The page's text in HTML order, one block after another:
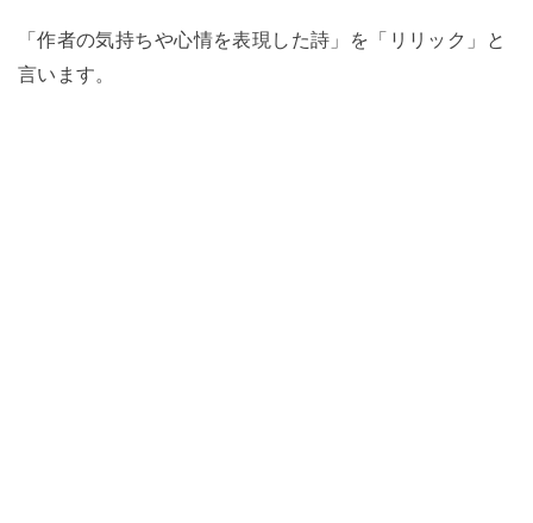
「作者の気持ちや心情を表現した詩」を「リリック」と
言います。